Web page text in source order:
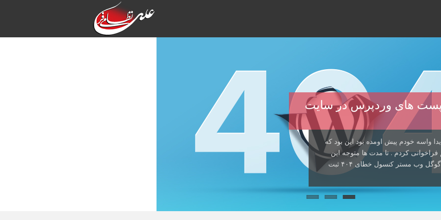
صدا زدن پست های وردپرس در سایت
واسه خودم پیش اومده بود این بود که
کردم . تا مدت ها متوجه این
مشکل نشده بودم که دیدم سئوی سایت خراب شده و گوگل وب مستر کنسول خطای ۴۰۴ ثبت
پست قصد دارم راه حل یک خطای اعصاب